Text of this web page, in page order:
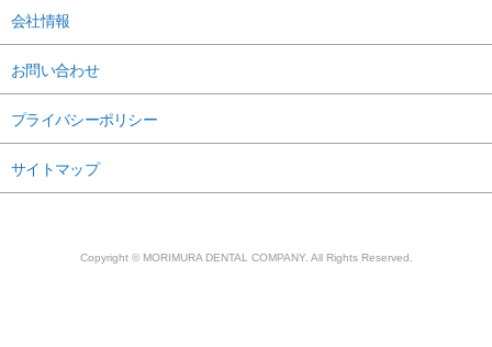
会社情報
お問い合わせ
プライバシーポリシー
サイトマップ
Copyright © MORIMURA DENTAL COMPANY. All Rights Reserved.